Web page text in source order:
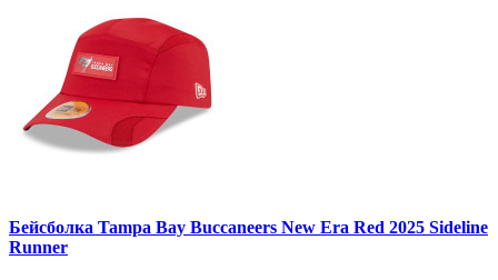
Бейсболка Tampa Bay Buccaneers New Era Red 2025 Sideline
Runner